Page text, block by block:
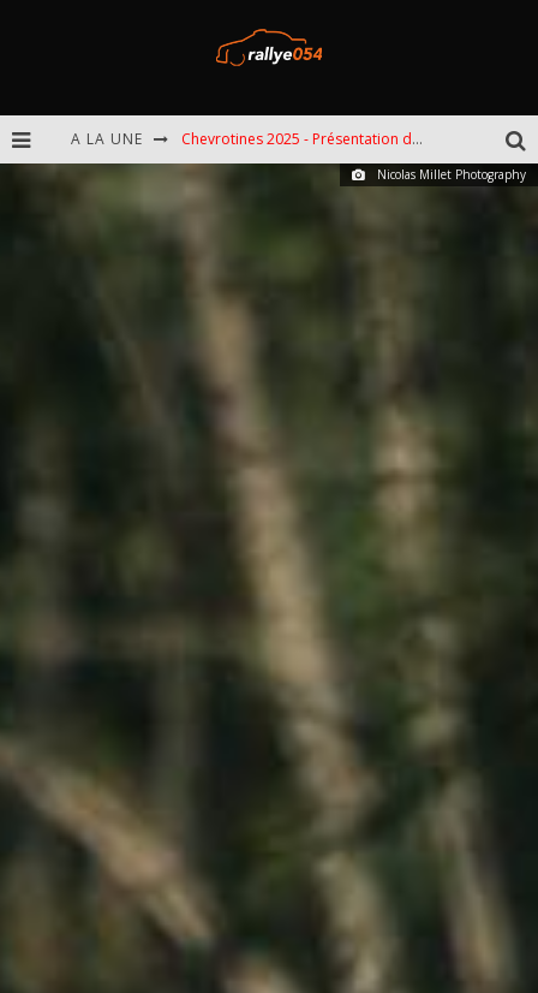
A LA UNE Chevrotines 2025 - Présentation de l'épreuve
EBR 2025 - Présentation de l'épreuve
Nicolas Millet Photography